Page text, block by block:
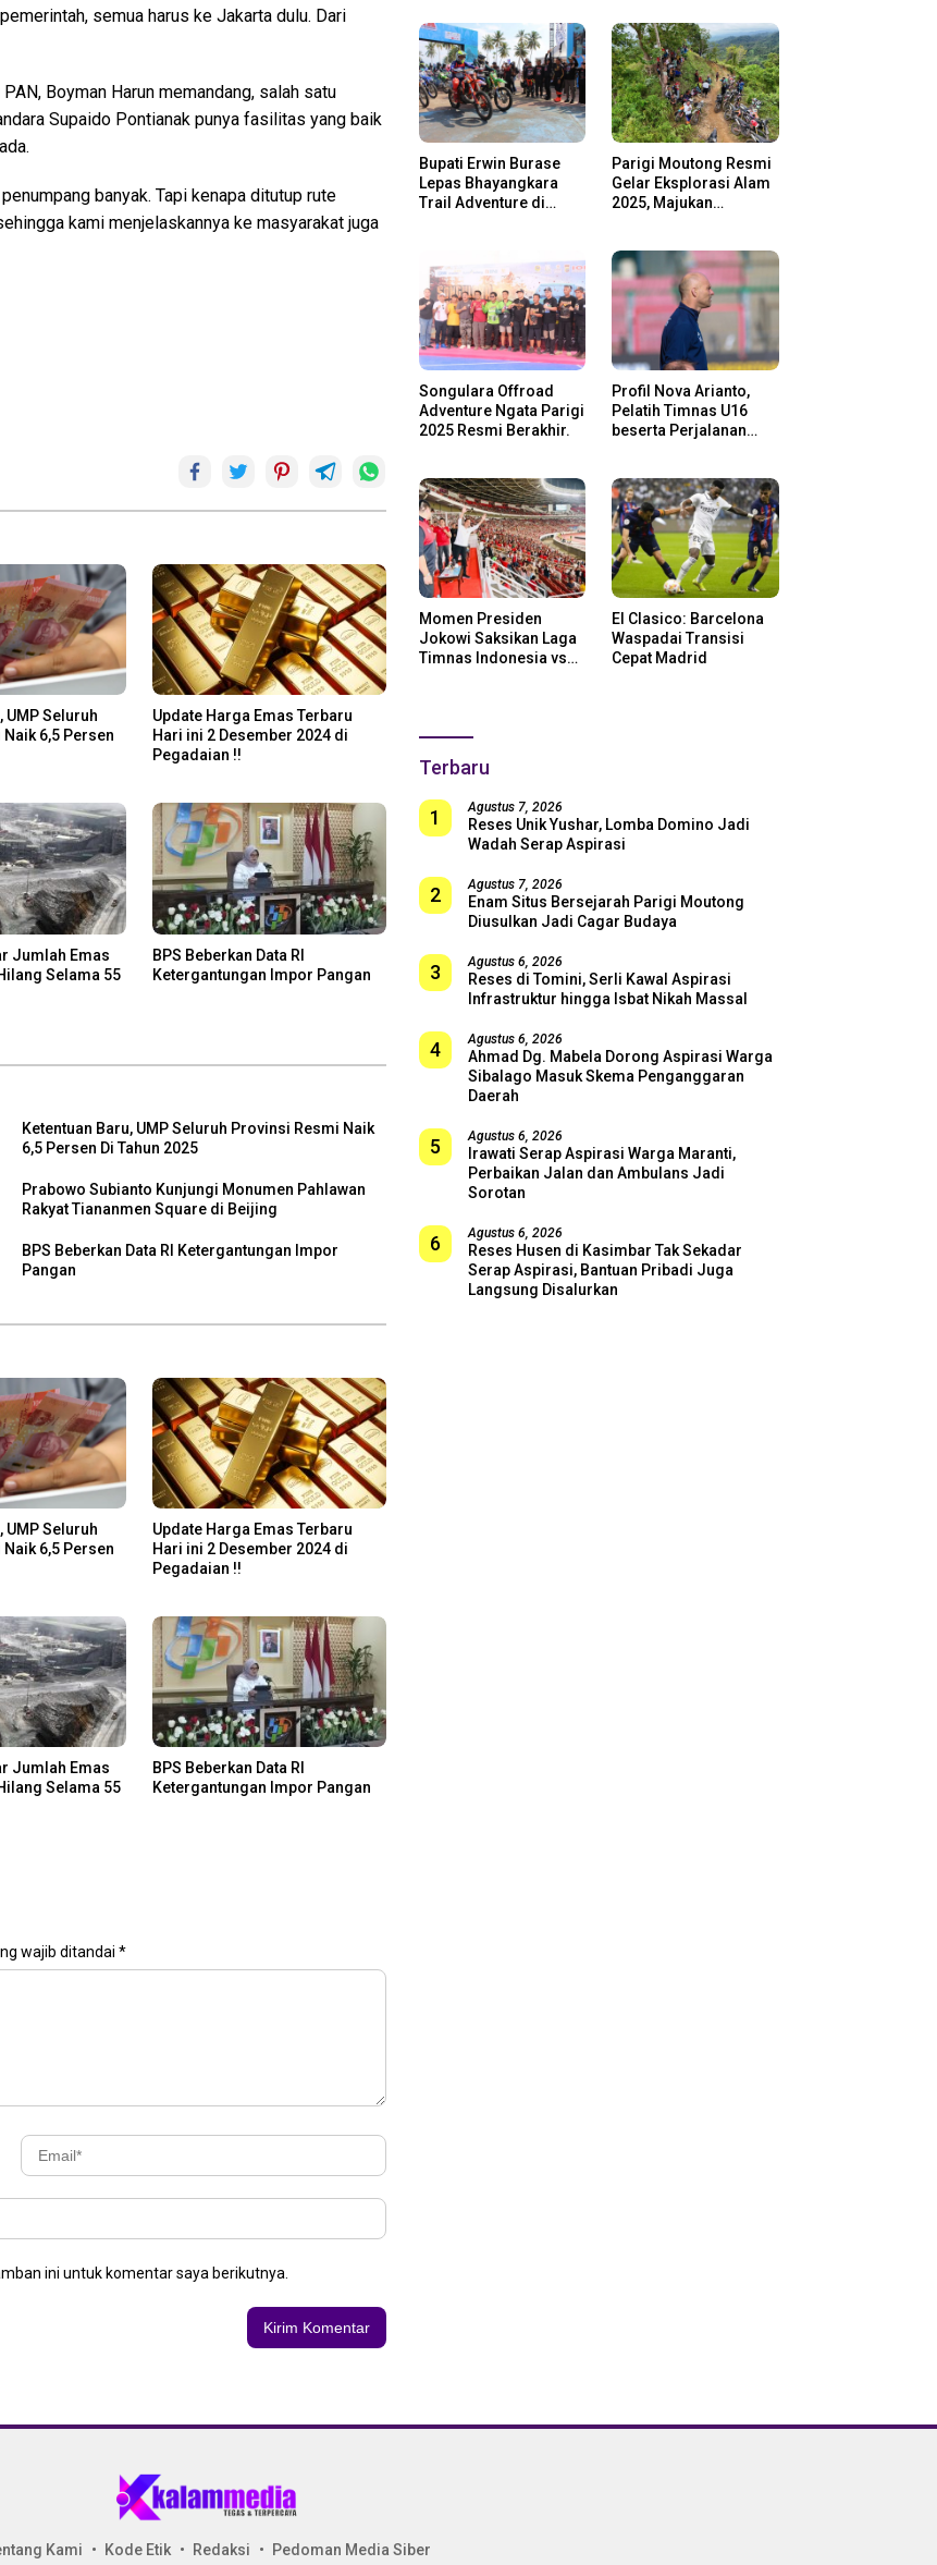
semua harus ke Jakarta dulu. Dari
Boyman Harun memandang, salah satu
Supaido Pontianak punya fasilitas yang baik
banyak. Tapi kenapa ditutup rute
kami menjelaskannya ke masyarakat juga
UMP Seluruh
6,5 Persen
Update Harga Emas Terbaru
Hari ini 2 Desember 2024 di
Pegadaian !!
Jumlah Emas
Selama 55
BPS Beberkan Data RI
Ketergantungan Impor Pangan
Ketentuan Baru, UMP Seluruh Provinsi Resmi Naik
6,5 Persen Di Tahun 2025
Prabowo Subianto Kunjungi Monumen Pahlawan
Rakyat Tiananmen Square di Beijing
BPS Beberkan Data RI Ketergantungan Impor
Pangan
UMP Seluruh
6,5 Persen
Update Harga Emas Terbaru
Hari ini 2 Desember 2024 di
Pegadaian !!
Jumlah Emas
Selama 55
BPS Beberkan Data RI
Ketergantungan Impor Pangan
wajib ditandai *
ini untuk komentar saya berikutnya.
Bupati Erwin Burase
Lepas Bhayangkara
Trail Adventure di
Parigi Moutong Resmi
Gelar Eksplorasi Alam
2025, Majukan
Songulara Offroad
Adventure Ngata Parigi
2025 Resmi Berakhir.
Profil Nova Arianto,
Pelatih Timnas U16
beserta Perjalanan
Momen Presiden
Jokowi Saksikan Laga
Timnas Indonesia vs
El Clasico: Barcelona
Waspadai Transisi
Cepat Madrid
Terbaru
1 Agustus 7, 2026
Reses Unik Yushar, Lomba Domino Jadi
Wadah Serap Aspirasi
2 Agustus 7, 2026
Enam Situs Bersejarah Parigi Moutong
Diusulkan Jadi Cagar Budaya
3 Agustus 6, 2026
Reses di Tomini, Serli Kawal Aspirasi
Infrastruktur hingga Isbat Nikah Massal
4 Agustus 6, 2026
Ahmad Dg. Mabela Dorong Aspirasi Warga
Sibalago Masuk Skema Penganggaran
Daerah
5 Agustus 6, 2026
Irawati Serap Aspirasi Warga Maranti,
Perbaikan Jalan dan Ambulans Jadi
Sorotan
6 Agustus 6, 2026
Reses Husen di Kasimbar Tak Sekadar
Serap Aspirasi, Bantuan Pribadi Juga
Langsung Disalurkan
Kami Kode Etik Redaksi Pedoman Media Siber